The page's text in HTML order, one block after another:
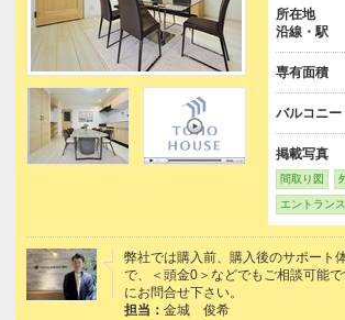
所在地
沿線・駅
専有面積
バルコニー
掲載写真
間取り図
エントランス
弊社では購入前、購入後のサポート
で、＜頭金0＞などでもご相談可能
にお問合せ下さい。
担当： 金城 俊希